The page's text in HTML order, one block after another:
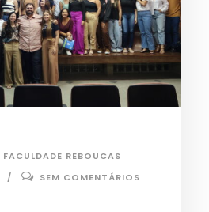
REBOUCAS
SEM COMENTÁRIOS